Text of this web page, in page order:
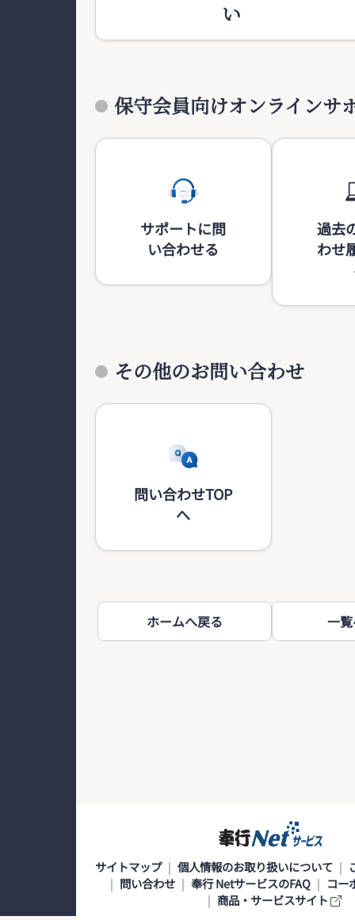
い
保守会員向けオンラインサ
サポートに問
い合わせる
過去
わせ
その他のお問い合わせ
問い合わせTOP
へ
ホームへ戻る 一
サイトマップ 個人情報のお取り扱いについて
問い合わせ
奉行 NetサービスのFAQ
コー
商品・サービスサイト